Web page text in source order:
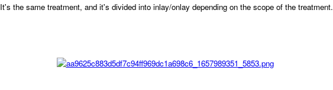
It's the same treatment, and it's divided into inlay/onlay depending on the scope of the treatment.